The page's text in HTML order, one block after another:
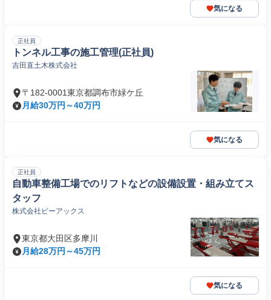
気になる
正社員
トンネル工事の施工管理(正社員)
吉田直土木株式会社
〒182-0001東京都調布市緑ケ丘
月給30万円～40万円
気になる
正社員
自動車整備工場でのリフトなどの設備設置・組み立てス
タッフ
株式会社ビーアックス
東京都大田区多摩川
月給28万円～45万円
気になる